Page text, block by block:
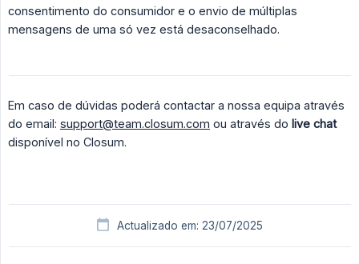
consentimento do consumidor e o envio de múltiplas
mensagens de uma só vez está desaconselhado.
Em caso de dúvidas poderá contactar a nossa equipa através
do email: support@team.closum.com ou através do live chat
disponível no Closum.
Actualizado em: 23/07/2025